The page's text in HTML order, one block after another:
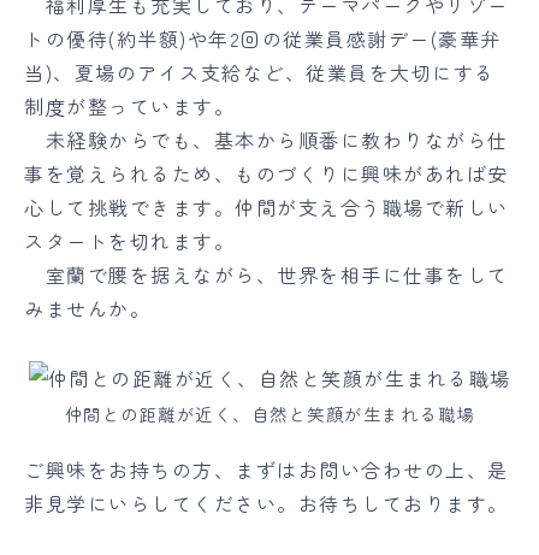
トの優待(約半額)や年2回の従業員感謝デー(豪華弁
当)、夏場のアイス支給など、従業員を大切にする
制度が整っています。
未経験からでも、基本から順番に教わりながら仕
事を覚えられるため、ものづくりに興味があれば安
心して挑戦できます。仲間が支え合う職場で新しい
スタートを切れます。
室蘭で腰を据えながら、世界を相手に仕事をして
みませんか。
仲間との距離が近く、自然と笑顔が生まれる職場
ご興味をお持ちの方、まずはお問い合わせの上、是
非見学にいらしてください。お待ちしております。